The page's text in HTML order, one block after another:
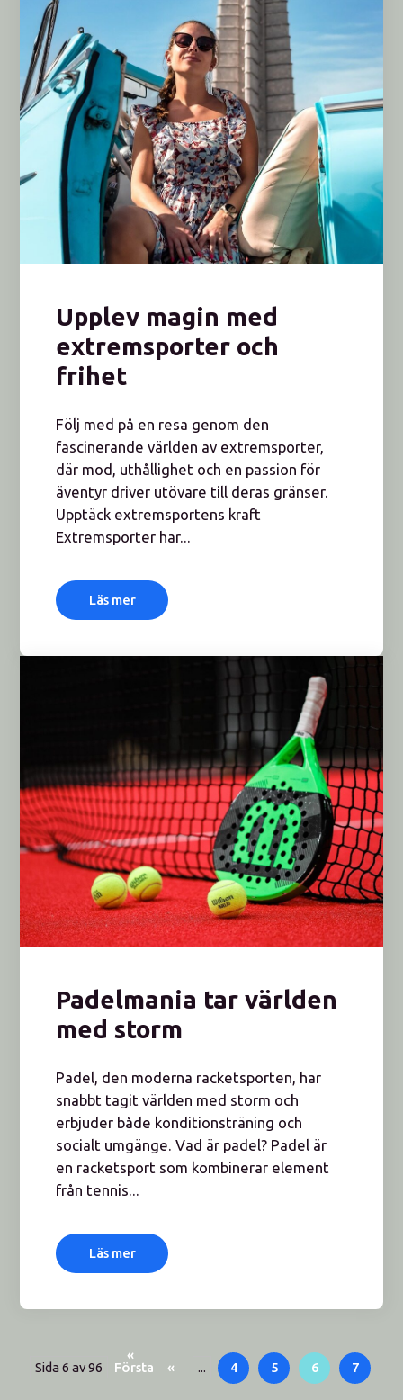
Upplev magin med
extremsporter och
frihet
Följ med på en resa genom den
fascinerande världen av extremsporter,
där mod, uthållighet och en passion för
äventyr driver utövare till deras gränser.
Upptäck extremsportens kraft
Extremsporter har...
Läs mer
Padelmania tar världen
med storm
Padel, den moderna racketsporten, har
snabbt tagit världen med storm och
erbjuder både konditionsträning och
socialt umgänge. Vad är padel? Padel är
en racketsport som kombinerar element
från tennis...
Läs mer
Sida 6 av 96
«
Första
« ... 4 5 6 7